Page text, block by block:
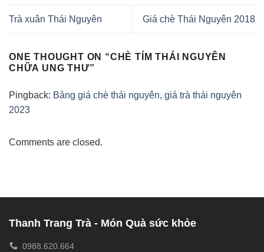
Trà xuân Thái Nguyên Giá chè Thái Nguyên 2018
ONE THOUGHT ON “CHÈ TÍM THÁI NGUYÊN
CHỮA UNG THƯ”
Pingback: Bảng giá chè thái nguyên, giá trà thái nguyên
2023
Comments are closed.
Thanh Trang Trà - Món Quà sức khỏe
0988.620.664